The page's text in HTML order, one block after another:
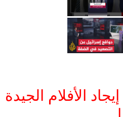
الأفلام الجيدة